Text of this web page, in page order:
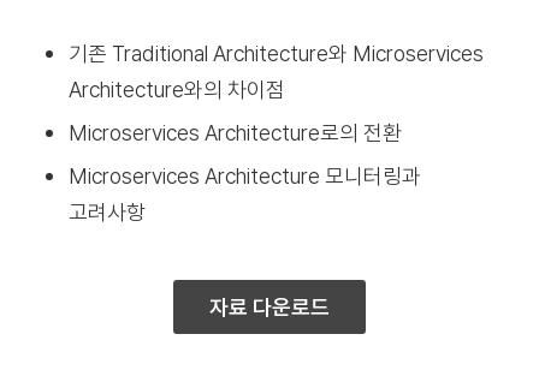
기존 Traditional Architecture와 Microservices
Architecture와의 차이점
Microservices Architecture로의 전환
Microservices Architecture 모니터링과
고려사항
자료 다운로드